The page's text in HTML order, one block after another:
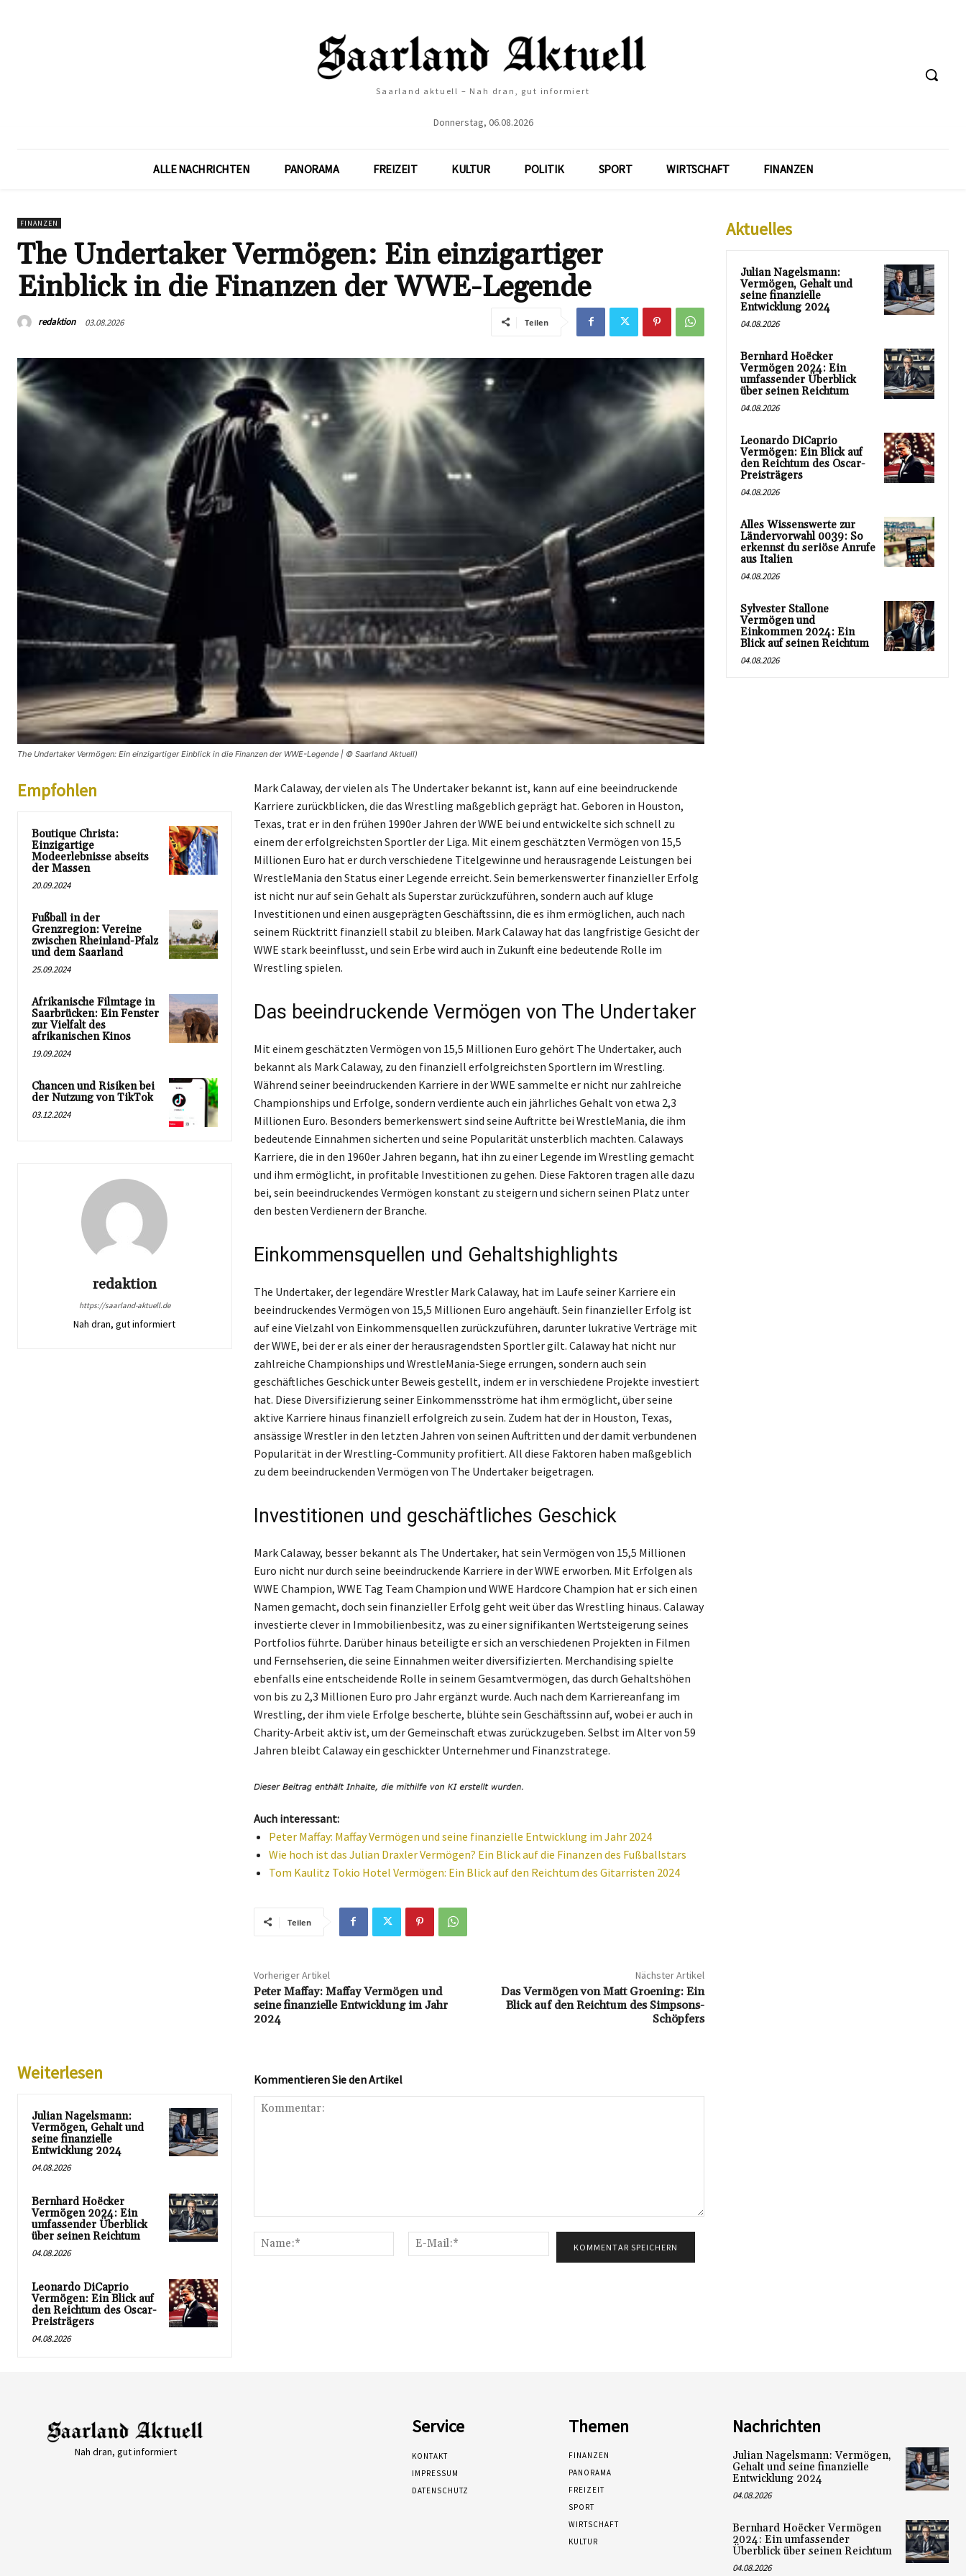
Saarland aktuell – Nah dran, gut informiert
Donnerstag, 06.08.2026
ALLE NACHRICHTEN PANORAMA FREIZEIT KULTUR POLITIK SPORT WIRTSCHAFT FINANZEN
FINANZEN
The Undertaker Vermögen: Ein einzigartiger
Einblick in die Finanzen der WWE-Legende
redaktion 03.08.2026 Teilen
The Undertaker Vermögen: Ein einzigartiger Einblick in die Finanzen der WWE-Legende | © Saarland Aktuell)
Empfohlen
Boutique Christa:
Einzigartige
Modeerlebnisse abseits
der Massen
20.09.2024
Fußball in der
Grenzregion: Vereine
zwischen Rheinland-Pfalz
und dem Saarland
25.09.2024
Afrikanische Filmtage in
Saarbrücken: Ein Fenster
zur Vielfalt des
afrikanischen Kinos
19.09.2024
Chancen und Risiken bei
der Nutzung von TikTok
03.12.2024
redaktion
https://saarland-aktuell.de
Nah dran, gut informiert
Mark Calaway, der vielen als The Undertaker bekannt ist, kann auf eine beeindruckende
Karriere zurückblicken, die das Wrestling maßgeblich geprägt hat. Geboren in Houston,
Texas, trat er in den frühen 1990er Jahren der WWE bei und entwickelte sich schnell zu
einem der erfolgreichsten Sportler der Liga. Mit einem geschätzten Vermögen von 15,5
Millionen Euro hat er durch verschiedene Titelgewinne und herausragende Leistungen bei
WrestleMania den Status einer Legende erreicht. Sein bemerkenswerter finanzieller Erfolg
ist nicht nur auf sein Gehalt als Superstar zurückzuführen, sondern auch auf kluge
Investitionen und einen ausgeprägten Geschäftssinn, die es ihm ermöglichen, auch nach
seinem Rücktritt finanziell stabil zu bleiben. Mark Calaway hat das langfristige Gesicht der
WWE stark beeinflusst, und sein Erbe wird auch in Zukunft eine bedeutende Rolle im
Wrestling spielen.
Das beeindruckende Vermögen von The Undertaker
Mit einem geschätzten Vermögen von 15,5 Millionen Euro gehört The Undertaker, auch
bekannt als Mark Calaway, zu den finanziell erfolgreichsten Sportlern im Wrestling.
Während seiner beeindruckenden Karriere in der WWE sammelte er nicht nur zahlreiche
Championships und Erfolge, sondern verdiente auch ein jährliches Gehalt von etwa 2,3
Millionen Euro. Besonders bemerkenswert sind seine Auftritte bei WrestleMania, die ihm
bedeutende Einnahmen sicherten und seine Popularität unsterblich machten. Calaways
Karriere, die in den 1960er Jahren begann, hat ihn zu einer Legende im Wrestling gemacht
und ihm ermöglicht, in profitable Investitionen zu gehen. Diese Faktoren tragen alle dazu
bei, sein beeindruckendes Vermögen konstant zu steigern und sichern seinen Platz unter
den besten Verdienern der Branche.
Einkommensquellen und Gehaltshighlights
The Undertaker, der legendäre Wrestler Mark Calaway, hat im Laufe seiner Karriere ein
beeindruckendes Vermögen von 15,5 Millionen Euro angehäuft. Sein finanzieller Erfolg ist
auf eine Vielzahl von Einkommensquellen zurückzuführen, darunter lukrative Verträge mit
der WWE, bei der er als einer der herausragendsten Sportler gilt. Calaway hat nicht nur
zahlreiche Championships und WrestleMania-Siege errungen, sondern auch sein
geschäftliches Geschick unter Beweis gestellt, indem er in verschiedene Projekte investiert
hat. Diese Diversifizierung seiner Einkommensströme hat ihm ermöglicht, über seine
aktive Karriere hinaus finanziell erfolgreich zu sein. Zudem hat der in Houston, Texas,
ansässige Wrestler in den letzten Jahren von seinen Auftritten und der damit verbundenen
Popularität in der Wrestling-Community profitiert. All diese Faktoren haben maßgeblich
zu dem beeindruckenden Vermögen von The Undertaker beigetragen.
Investitionen und geschäftliches Geschick
Mark Calaway, besser bekannt als The Undertaker, hat sein Vermögen von 15,5 Millionen
Euro nicht nur durch seine beeindruckende Karriere in der WWE erworben. Mit Erfolgen als
WWE Champion, WWE Tag Team Champion und WWE Hardcore Champion hat er sich einen
Namen gemacht, doch sein finanzieller Erfolg geht weit über das Wrestling hinaus. Calaway
investierte clever in Immobilienbesitz, was zu einer signifikanten Wertsteigerung seines
Portfolios führte. Darüber hinaus beteiligte er sich an verschiedenen Projekten in Filmen
und Fernsehserien, die seine Einnahmen weiter diversifizierten. Merchandising spielte
ebenfalls eine entscheidende Rolle in seinem Gesamtvermögen, das durch Gehaltshöhen
von bis zu 2,3 Millionen Euro pro Jahr ergänzt wurde. Auch nach dem Karriereanfang im
Wrestling, der ihm viele Erfolge bescherte, blühte sein Geschäftssinn auf, wobei er auch in
Charity-Arbeit aktiv ist, um der Gemeinschaft etwas zurückzugeben. Selbst im Alter von 59
Jahren bleibt Calaway ein geschickter Unternehmer und Finanzstratege.
Auch interessant:
Peter Maffay: Maffay Vermögen und seine finanzielle Entwicklung im Jahr 2024
Wie hoch ist das Julian Draxler Vermögen? Ein Blick auf die Finanzen des Fußballstars
Tom Kaulitz Tokio Hotel Vermögen: Ein Blick auf den Reichtum des Gitarristen 2024
Teilen
Vorheriger Artikel
Peter Maffay: Maffay Vermögen und
seine finanzielle Entwicklung im Jahr
2024
Nächster Artikel
Das Vermögen von Matt Groening: Ein
Blick auf den Reichtum des Simpsons-
Schöpfers
Weiterlesen
Julian Nagelsmann:
Vermögen, Gehalt und
seine finanzielle
Entwicklung 2024
04.08.2026
Bernhard Hoëcker
Vermögen 2024: Ein
umfassender Überblick
über seinen Reichtum
04.08.2026
Leonardo DiCaprio
Vermögen: Ein Blick auf
den Reichtum des Oscar-
Preisträgers
04.08.2026
Kommentieren Sie den Artikel
Name:*
Mail:*
Aktuelles
Julian Nagelsmann:
Vermögen, Gehalt und
seine finanzielle
Entwicklung 2024
04.08.2026
Bernhard Hoëcker
Vermögen 2024: Ein
umfassender Überblick
über seinen Reichtum
04.08.2026
Leonardo DiCaprio
Vermögen: Ein Blick auf
den Reichtum des Oscar-
Preisträgers
04.08.2026
Alles Wissenswerte zur
Ländervorwahl 0039: So
erkennst du seriöse Anrufe
aus Italien
04.08.2026
Sylvester Stallone
Vermögen und
Einkommen 2024: Ein
Blick auf seinen Reichtum
04.08.2026
Nah dran, gut informiert
Service
KONTAKT
IMPRESSUM
DATENSCHUTZ
Themen
FINANZEN
PANORAMA
FREIZEIT
SPORT
WIRTSCHAFT
KULTUR
Nachrichten
Julian Nagelsmann: Vermögen,
Gehalt und seine finanzielle
Entwicklung 2024
04.08.2026
Bernhard Hoëcker Vermögen
2024: Ein umfassender
Überblick über seinen Reichtum
04.08.2026